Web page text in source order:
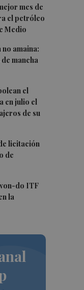
mes de
el petróleo
Medio
amaina:
mancha
el
en julio el
de su
licitación
de
do ITF
la